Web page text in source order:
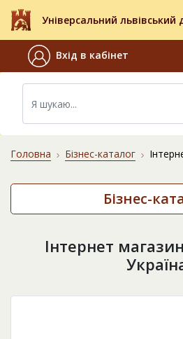
Універсальний львівський
Вхід в кабінет
Головна Бізнес-каталог
Бізнес-
Інтернет